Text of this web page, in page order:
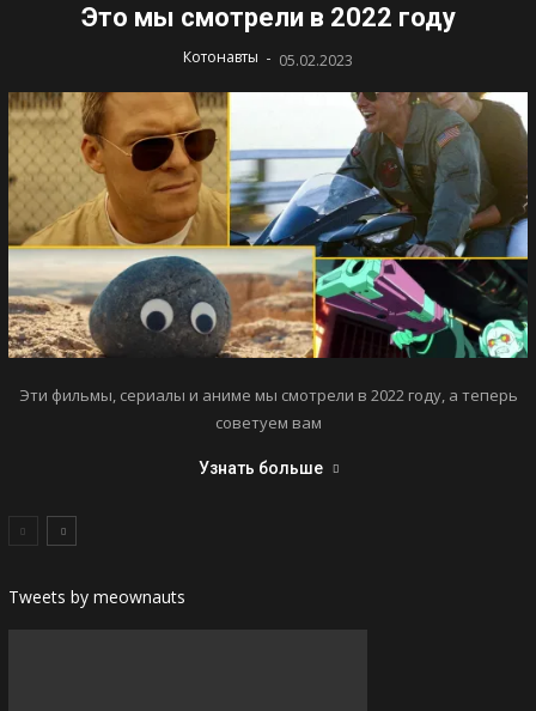
Это мы смотрели в 2022 году
Котонавты - 05.02.2023
Эти фильмы, сериалы и аниме мы смотрели в 2022 году, а теперь
советуем вам
Узнать больше
Tweets by meownauts